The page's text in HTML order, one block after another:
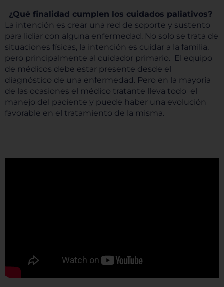
¿Qué finalidad cumplen los cuidados paliativos?
La intención es crear una red de soporte y sustento
para lidiar con alguna enfermedad. No solo se trata de
situaciones físicas, la intención es cuidar a la familia,
pero principalmente al cuidador primario. El equipo
de médicos debe estar presente desde el
diagnóstico de una enfermedad. Pero en la mayoría
de las ocasiones el médico tratante lleva todo el
manejo del paciente y puede haber una evolución
favorable en el tratamiento de la misma.